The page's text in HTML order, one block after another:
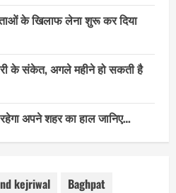
के खिलाफ लेना शुरू कर दिया
के संकेत, अगले महीने हो सकती है
अपने शहर का हाल जानिए…
kejriwal
Baghpat